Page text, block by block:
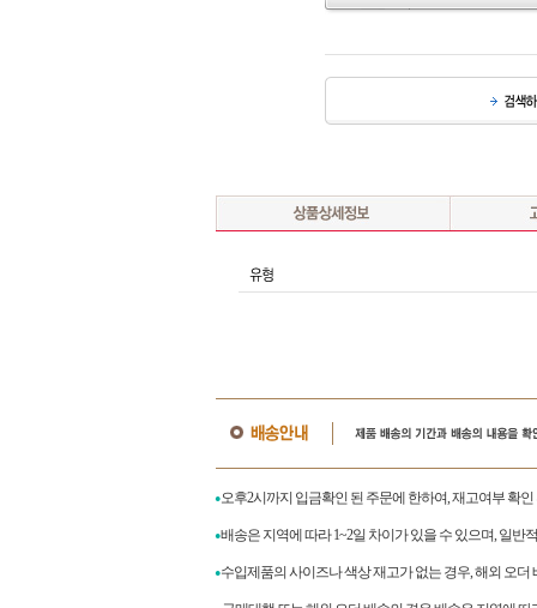
●오후2시까지 입금확인 된 주문에 한하여, 재고여부 확
●배송은 지역에 따라 1~2일 차이가 있을 수 있으며, 일반
●수입제품의 사이즈나 색상 재고가 없는 경우, 해외 오더